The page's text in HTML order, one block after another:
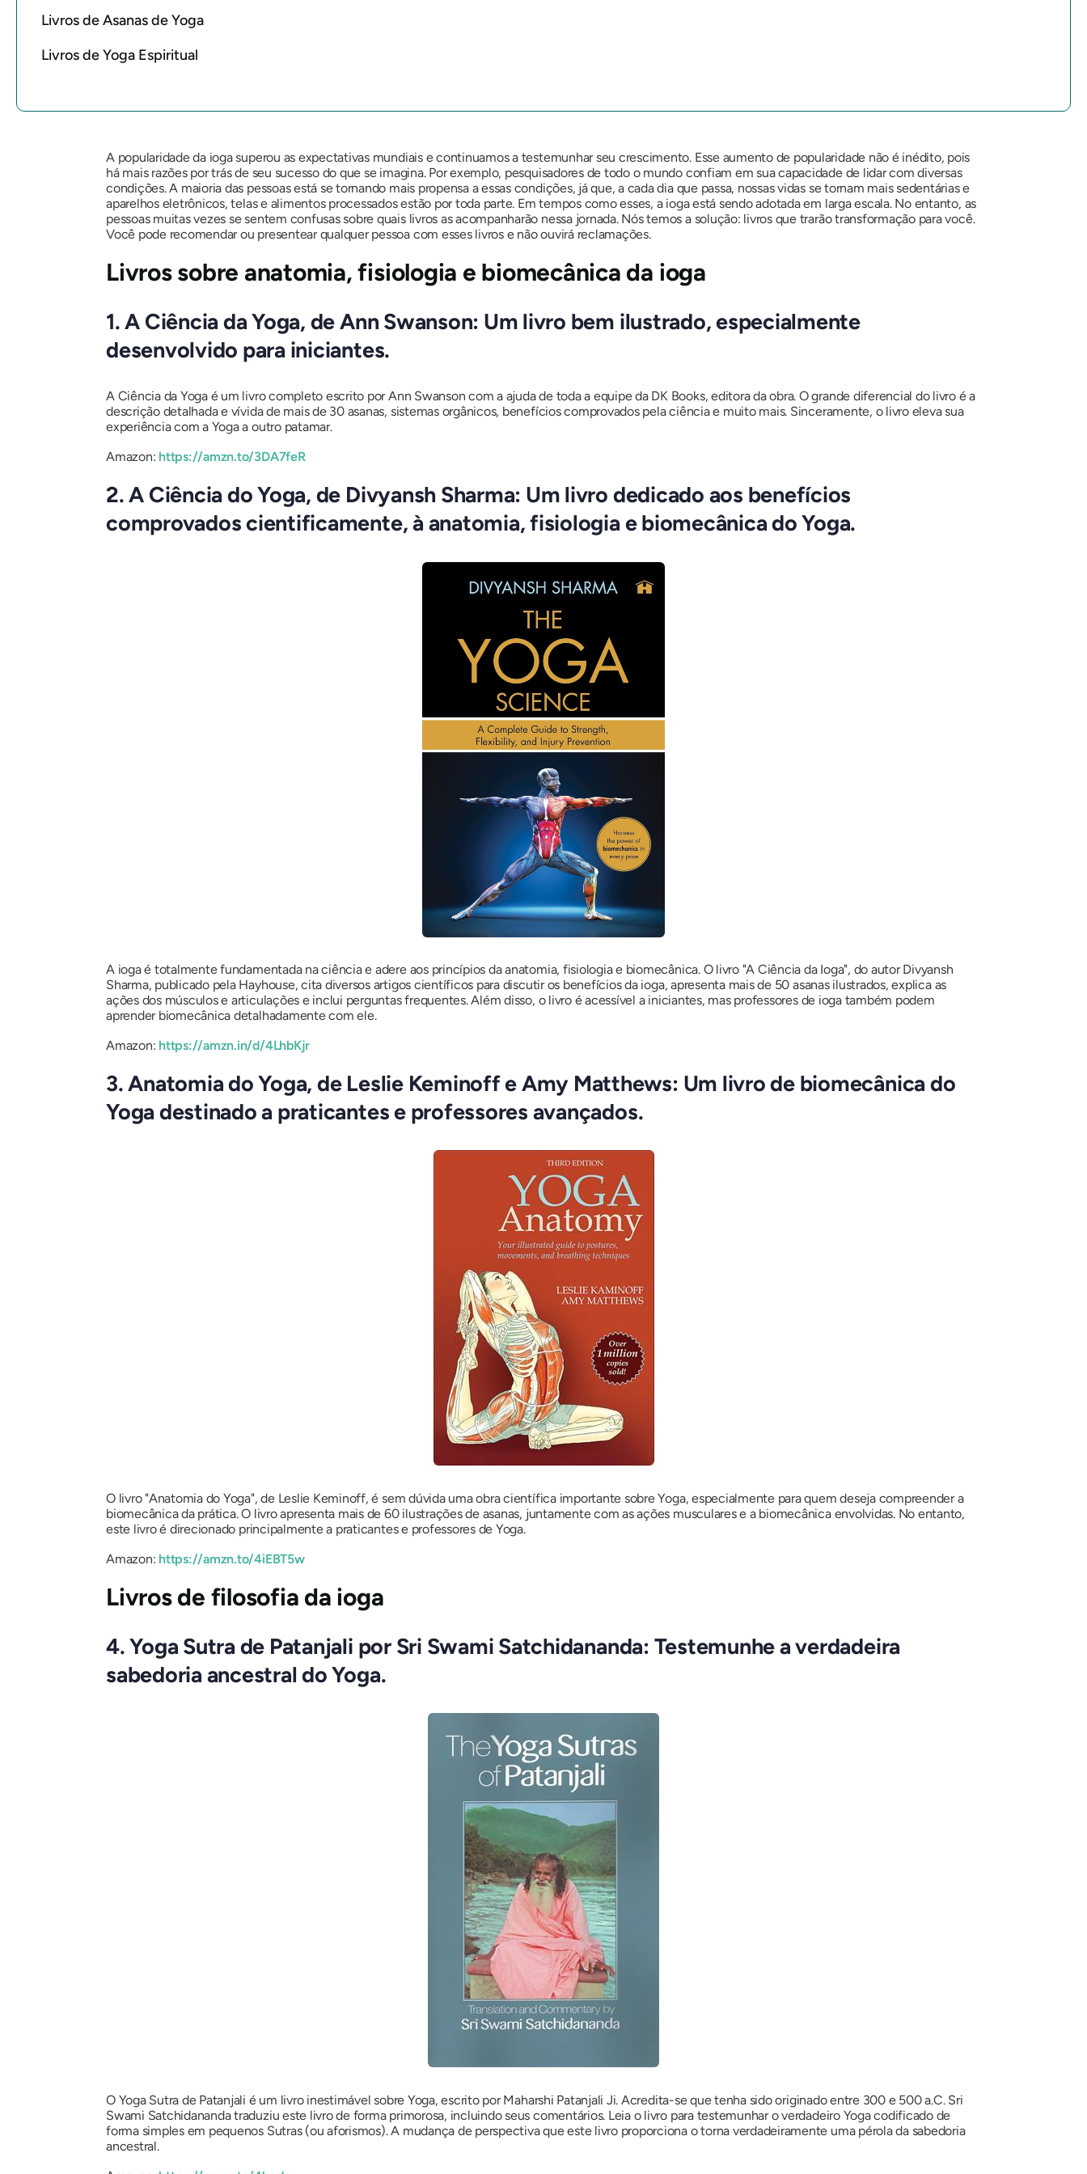
Livros de Asanas de Yoga
Livros de Yoga Espiritual
A popularidade da ioga superou as expectativas mundiais e continuamos a testemunhar seu crescimento. Esse aumento de popularidade não é inédito, pois
há mais razões por trás de seu sucesso do que se imagina. Por exemplo, pesquisadores de todo o mundo confiam em sua capacidade de lidar com diversas
condições. A maioria das pessoas está se tornando mais propensa a essas condições, já que, a cada dia que passa, nossas vidas se tornam mais sedentárias e
aparelhos eletrônicos, telas e alimentos processados ​​estão por toda parte. Em tempos como esses, a ioga está sendo adotada em larga escala. No entanto, as
pessoas muitas vezes se sentem confusas sobre quais livros as acompanharão nessa jornada. Nós temos a solução: livros que trarão transformação para você.
Você pode recomendar ou presentear qualquer pessoa com esses livros e não ouvirá reclamações.
Livros sobre anatomia, fisiologia e biomecânica da ioga
1. A Ciência da Yoga, de Ann Swanson: Um livro bem ilustrado, especialmente
desenvolvido para iniciantes.
A Ciência da Yoga é um livro completo escrito por Ann Swanson com a ajuda de toda a equipe da DK Books, editora da obra. O grande diferencial do livro é a
descrição detalhada e vívida de mais de 30 asanas, sistemas orgânicos, benefícios comprovados pela ciência e muito mais. Sinceramente, o livro eleva sua
experiência com a Yoga a outro patamar.
Amazon: https://amzn.to/3DA7feR
2. A Ciência do Yoga, de Divyansh Sharma: Um livro dedicado aos benefícios
comprovados cientificamente, à anatomia, fisiologia e biomecânica do Yoga.
A ioga é totalmente fundamentada na ciência e adere aos princípios da anatomia, fisiologia e biomecânica. O livro "A Ciência da Ioga", do autor Divyansh
Sharma, publicado pela Hayhouse, cita diversos artigos científicos para discutir os benefícios da ioga, apresenta mais de 50 asanas ilustrados, explica as
ações dos músculos e articulações e inclui perguntas frequentes. Além disso, o livro é acessível a iniciantes, mas professores de ioga também podem
aprender biomecânica detalhadamente com ele.
Amazon: https://amzn.in/d/4LhbKjr
3. Anatomia do Yoga, de Leslie Keminoff e Amy Matthews: Um livro de biomecânica do
Yoga destinado a praticantes e professores avançados.
O livro "Anatomia do Yoga", de Leslie Keminoff, é sem dúvida uma obra científica importante sobre Yoga, especialmente para quem deseja compreender a
biomecânica da prática. O livro apresenta mais de 60 ilustrações de asanas, juntamente com as ações musculares e a biomecânica envolvidas. No entanto,
este livro é direcionado principalmente a praticantes e professores de Yoga.
Amazon: https://amzn.to/4iEBT5w
Livros de filosofia da ioga
4. Yoga Sutra de Patanjali por Sri Swami Satchidananda: Testemunhe a verdadeira
sabedoria ancestral do Yoga.
O Yoga Sutra de Patanjali é um livro inestimável sobre Yoga, escrito por Maharshi Patanjali Ji. Acredita-se que tenha sido originado entre 300 e 500 a.C. Sri
Swami Satchidananda traduziu este livro de forma primorosa, incluindo seus comentários. Leia o livro para testemunhar o verdadeiro Yoga codificado de
forma simples em pequenos Sutras (ou aforismos). A mudança de perspectiva que este livro proporciona o torna verdadeiramente uma pérola da sabedoria
ancestral.